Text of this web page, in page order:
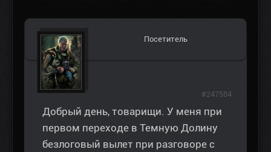
Посетитель
Добрый день, товарищи. У меня при
первом переходе в Темную Долину
безлоговый вылет при разговоре с
#247584